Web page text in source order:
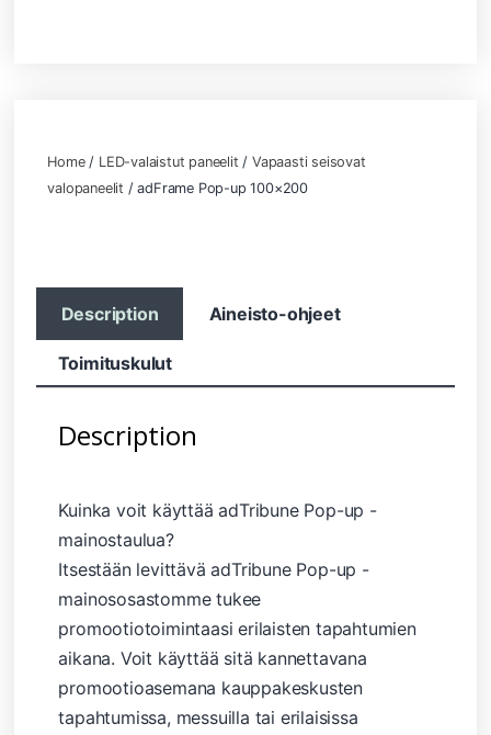
Home/ LED-valaistut paneelit /Vapaasti seisovat
valopaneelit / adFrame Pop-up 100×200
Description Aineisto-ohjeet
Toimituskulut
Description
Kuinka voit käyttää adTribune Pop-up -
mainostaulua?
Itsestään levittävä adTribune Pop-up -
mainososastomme tukee
promootiotoimintaasi erilaisten tapahtumien
aikana. Voit käyttää sitä kannettavana
promootioasemana kauppakeskusten
tapahtumissa, messuilla tai erilaisissa